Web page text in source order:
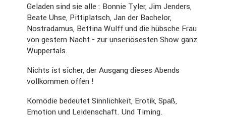
Geladen sind sie alle : Bonnie Tyler, Jim Jenders,
Beate Uhse, Pitti­platsch, Jan der Bachelor,
Nostradamus, Bettina Wulff und die hübsche Frau
von gestern Nacht - zur unseriö­sesten Show ganz
Wupper­tals.
Nichts ist sicher, der Ausgang dieses Abends
vollkommen offen !
Komödie bedeutet Sinnlich­keit, Erotik, Spaß,
Emotion und Leiden­schaft. Und Timing.